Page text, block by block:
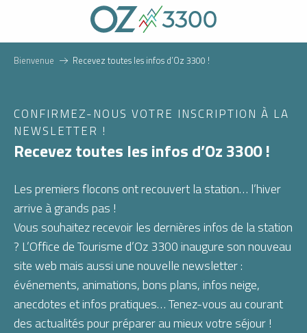
contenu
principal
Bienvenue Recevez toutes les infos d’Oz 3300 !
CONFIRMEZ-NOUS VOTRE INSCRIPTION À LA
NEWSLETTER !
Recevez toutes les infos d’Oz 3300 !
Les premiers flocons ont recouvert la station… l’hiver
arrive à grands pas !
Vous souhaitez recevoir les dernières infos de la station
? L’Office de Tourisme d’Oz 3300 inaugure son nouveau
site web mais aussi une nouvelle newsletter :
événements, animations, bons plans, infos neige,
anecdotes et infos pratiques… Tenez-vous au courant
des actualités pour préparer au mieux votre séjour !